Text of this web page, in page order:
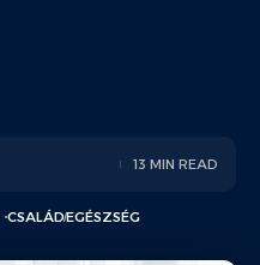
CSALÁDEGÉSZSÉG
13 MIN READ